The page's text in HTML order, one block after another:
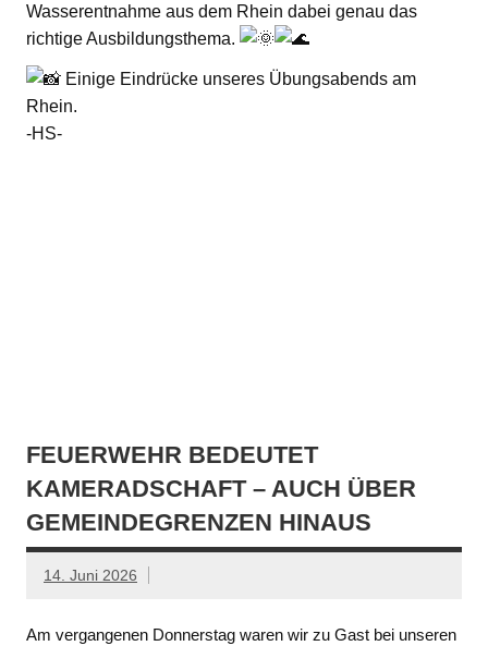
Wasserentnahme aus dem Rhein dabei genau das
richtige Ausbildungsthema.
Einige Eindrücke unseres Übungsabends am
Rhein.
-HS-
FEUERWEHR BEDEUTET
KAMERADSCHAFT – AUCH ÜBER
GEMEINDEGRENZEN HINAUS
14. Juni 2026
Am vergangenen Donnerstag waren wir zu Gast bei unseren